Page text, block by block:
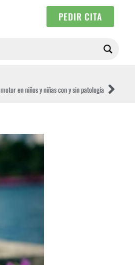
PEDIR CITA
en niños y niñas con y sin patología